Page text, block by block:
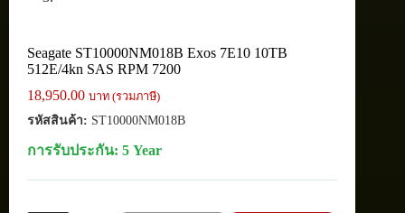
Seagate ST10000NM018B Exos 7E10 10TB
512E/4kn SAS RPM 7200
18,950.00 บาท (รวมภาษี)
รหัสสินค้า: ST10000NM018B
การรับประกัน: 5 Year